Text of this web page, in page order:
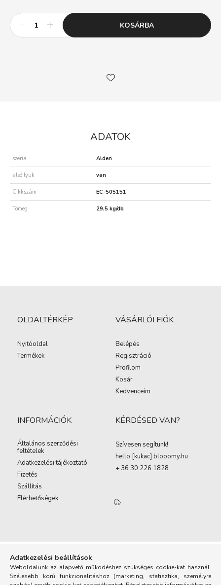
KOSÁRBA
ADATOK
széria Alden
alsó lyuk van
Cikkszám EC-505151
Tömeg 29,5 kg/db
OLDALTÉRKÉP
Nyitóoldal
Termékek
VÁSÁRLÓI FIÓK
Belépés
Regisztráció
Profilom
Kosár
Kedvenceim
INFORMÁCIÓK
Általános szerződési
feltételek
Adatkezelési tájékoztató
Fizetés
Szállítás
Elérhetőségek
KÉRDÉSED VAN?
Szívesen segítünk!
hello [kukac] blooomy.hu
+ 36 30 226 1828
Adatkezelési beállítások
Weboldalunk az alapvető működéshez szükséges cookie-kat használ.
Szélesebb körű funkcionalitáshoz (marketing, statisztika, személyre